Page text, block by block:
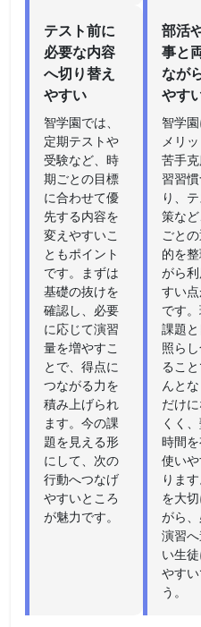
テスト前に
必要な内容
へ切り替え
やすい
智学園では、
定期テストや
受験など、時
期ごとの目標
に合わせて優
先する内容を
変えやすいこ
ともポイント
です。まずは
基礎の抜けを
確認し、必要
に応じて演習
量を増やすこ
とで、得点に
つながる力を
積み上げられ
ます。今の課
題を見える形
にして、次の
行動へつなげ
やすいところ
が魅力です。
部活
事と
なが
やす
智学
メリッ
苦手
習習慣
り、
策な
ごと
的を
がら
すい
です
課題
照ら
るこ
んと
だけ
くく
時間
使い
りま
を大
がら
演習
い生
やす
う。